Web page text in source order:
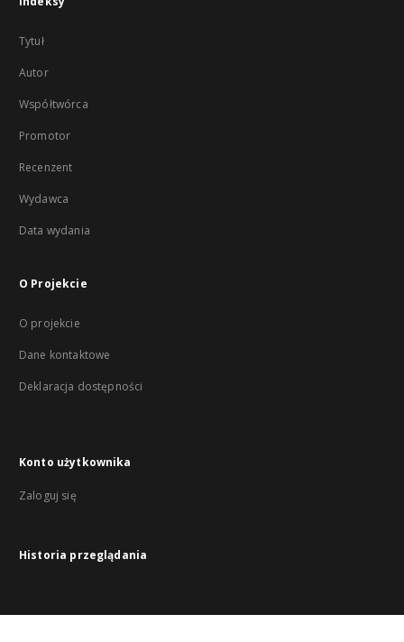
Tytuł
Autor
Współtwórca
Promotor
Recenzent
Wydawca
Data wydania
O Projekcie
O projekcie
Dane kontaktowe
Deklaracja dostępności
Konto użytkownika
Zaloguj się
Historia przeglądania